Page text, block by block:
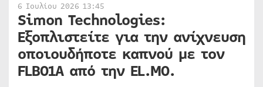
6 Ιουλίου 2026 13:45
Simon Technologies:
Εξοπλιστείτε για την ανίχνευση
οποιουδήποτε καπνού με τον
FLBO1A από την EL.MO.